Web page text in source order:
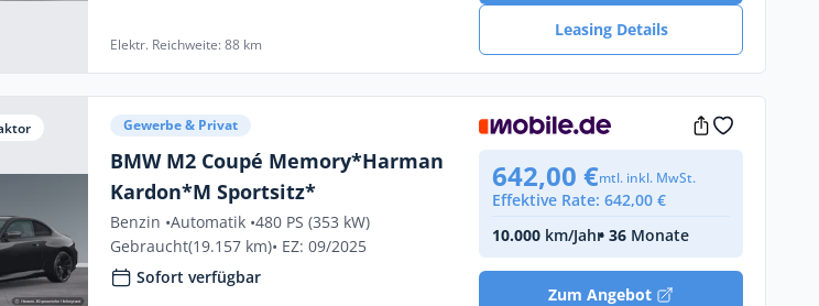
Elektr. Reichweite: 88 km
Leasing Details
Gewerbe & Privat
BMW M2 Coupé Memory*Harman
Kardon*M Sportsitz*
Benzin •Automatik •480 PS (353 kW)
Gebraucht(19.157 km)• EZ: 09/2025
Sofort verfügbar
642,00 €mtl. inkl. MwSt.
Effektive Rate: 642,00 €
10.000 km/Jahr• 36 Monate
Zum Angebot